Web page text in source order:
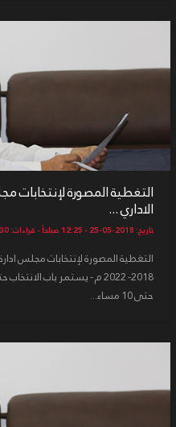
التغطية المصورة لإنتخابات
الاداري ...
تاريخ: 2018-05-25 - 12:25 صباحاً - قراءات: 3530
التغطية المصورة لإنتخابات مجلس
حتى 10 مساء...